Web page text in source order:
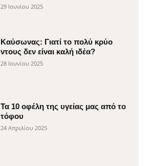
29 Ιουνίου 2025
Καύσωνας: Γιατί το πολύ κρύο
ντους δεν είναι καλή ιδέα?
28 Ιουνίου 2025
Τα 10 οφέλη της υγείας μας από το
τόφου
24 Απριλίου 2025